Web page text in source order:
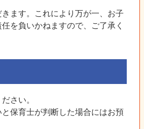
ます。これにより万が一、お子
を負いかねますので、ご了承く
さい。
保育士が判断した場合にはお預